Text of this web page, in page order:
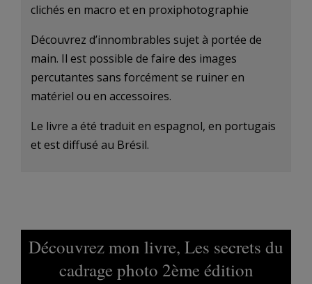
clichés en macro et en proxiphotographie
Découvrez d’innombrables sujet à portée de
main. Il est possible de faire des images
percutantes sans forcément se ruiner en
matériel ou en accessoires.
Le livre a été traduit en espagnol, en portugais
et est diffusé au Brésil.
Découvrez mon livre, Les secrets du
cadrage photo 2ème édition